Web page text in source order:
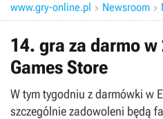
www.gry-online.pl  Newsroom 
14. gra za darmo
Games Store
W tym tygodniu z darmówki w
szczególnie zadowoleni będą